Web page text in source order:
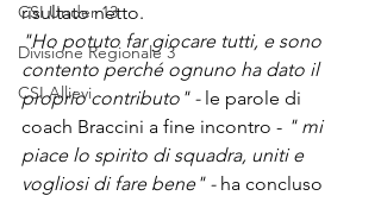
CSI Under 13
Divisione Regionale 3
CSI Allievi
risultato netto.
"Ho potuto far giocare tutti, e sono
contento perché ognuno ha dato il
proprio contributo" - le parole di
coach Braccini a fine incontro - " mi
piace lo spirito di squadra, uniti e
vogliosi di fare bene" - ha concluso